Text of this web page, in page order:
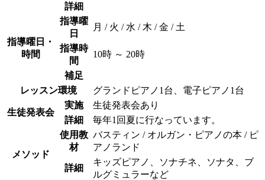
詳細
指導曜日・
時間
指導曜
日
月 / 火 / 水 / 木 / 金 / 土
指導時
間
10時 ～ 20時
補足
レッスン環境
グランドピアノ1台、電子ピアノ1台
生徒発表会
実施
生徒発表会あり
詳細
毎年1回夏に行なっています。
メソッド
使用教
材
バスティン / オルガン・ピアノの本 / ピ
アノランド
詳細
キッズピアノ、ソナチネ、ソナタ、ブ
ルグミュラーなど